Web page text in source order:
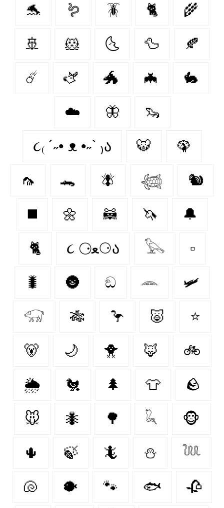
🐬 🪱 🪳 🐈 🌾
🚢 🐹 🌜 🦆 🍂
☄️ 🫏 🐲 🦇 🐇
☁️ 🦋 🦦
૮₍ ´˶• ᴥ •˶` ₎ა 🐯 🦚
🦟 🐊 🪰 𓆉 🐿️
◼️ 🌼 🦝 🦄 🔔
🐈‍ ૮ ⚆ﻌ⚆ა 𓅂 ▫️
🐛 🌚 ඞ 𓂎 🛩
𓃟 🎋 🦩 🐷 ⭐
🐻‍ 🌙 🐥 🦊 🚲
🌦️ 🐔 🌲 👕 🪨
🐭 🐜 🌳 𓆗 🐵
🌵 🍃 🦎 ⛄ 𓆙
🐚 🐡 🐾 🐟 🥀